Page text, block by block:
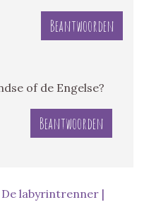
Beantwoorden
of de Engelse?
Beantwoorden
De labyrintrenner |